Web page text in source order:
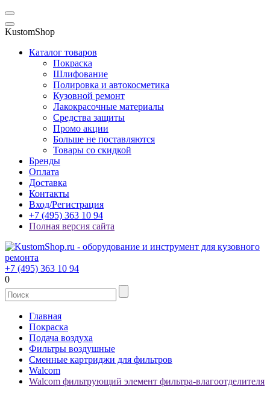
KustomShop
Каталог товаров
Покраска
Шлифование
Полировка и автокосметика
Кузовной ремонт
Лакокрасочные материалы
Средства защиты
Промо акции
Больше не поставляются
Товары со скидкой
Бренды
Оплата
Доставка
Контакты
Вход/Регистрация
+7 (495) 363 10 94
Полная версия сайта
+7 (495) 363 10 94
0
Главная
Покраска
Подача воздуха
Фильтры воздушные
Сменные картриджи для фильтров
Walcom
Walcom фильтрующий элемент фильтра-влагоотделителя